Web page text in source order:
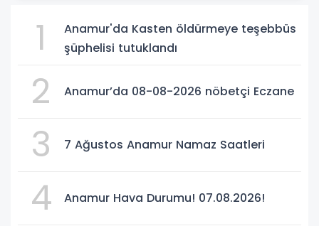
1
Anamur'da Kasten öldürmeye teşebbüs
şüphelisi tutuklandı
2 Anamur’da 08-08-2026 nöbetçi Eczane
3 7 Ağustos Anamur Namaz Saatleri
4 Anamur Hava Durumu! 07.08.2026!